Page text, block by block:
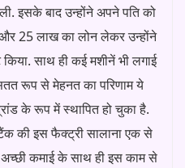
इसके बाद उन्होंने अपने पति को
और 25 लाख का लोन लेकर उन्होंने
साथ ही कई मशीनें भी लगाई
रूप से मेहनत का परिणाम ये
के रूप में स्थापित हो चुका है.
की इस फैक्ट्री सालाना एक से
कमाई के साथ ही इस काम से